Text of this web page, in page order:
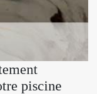
piscine